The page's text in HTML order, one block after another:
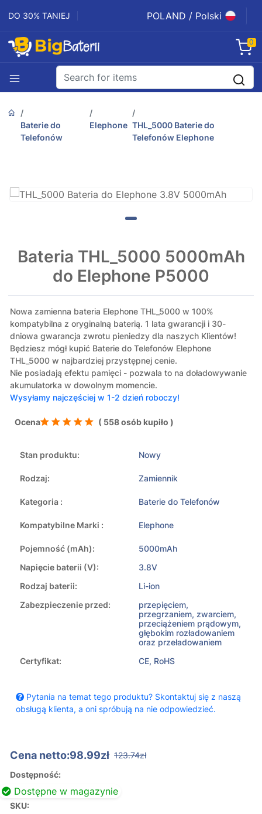
DO 30% TANIEJ POLAND / Polski
0
Baterie do
Telefonów
Elephone THL_5000 Baterie do
Telefonów Elephone
Bateria THL_5000 5000mAh
do Elephone P5000
Nowa zamienna bateria Elephone THL_5000 w 100%
kompatybilna z oryginalną baterią. 1 lata gwarancji i 30-
dniowa gwarancja zwrotu pieniedzy dla naszych Klientów!
Będziesz mógł kupić Baterie do Telefonów Elephone
THL_5000 w najbardziej przystępnej cenie.
Nie posiadają efektu pamięci - pozwala to na doładowywanie
akumulatorka w dowolnym momencie.
Wysyłamy najczęściej w 1-2 dzień roboczy!
Ocena ( 558 osób kupiło )
Stan produktu: Nowy
Rodzaj: Zamiennik
Kategoria : Baterie do Telefonów
Kompatybilne Marki : Elephone
Pojemność (mAh):
5000mAh
Napięcie baterii (V):
3.8V
Rodzaj baterii:
Li-ion
Zabezpieczenie przed:
przepięciem,
przegrzaniem, zwarciem,
przeciążeniem prądowym,
głębokim rozładowaniem
oraz przeładowaniem
Certyfikat:
CE, RoHS
Pytania na temat tego produktu? Skontaktuj się z naszą
obsługą klienta, a oni spróbują na nie odpowiedzieć.
Cena netto:98.99zł 123.74zł
Dostępność:
Dostępne w magazynie
SKU: